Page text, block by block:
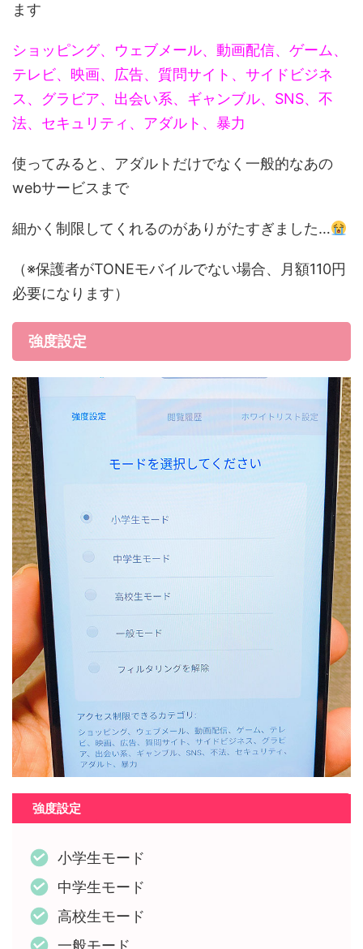
ます
ショッピング、ウェブメール、動画配信、ゲーム、
テレビ、映画、広告、質問サイト、サイドビジネ
ス、グラビア、出会い系、ギャンブル、SNS、不
法、セキュリティ、アダルト、暴力
使ってみると、アダルトだけでなく一般的なあの
webサービスまで
細かく制限してくれるのがありがたすぎました…
（※保護者がTONEモバイルでない場合、月額110円
必要になります）
強度設定
強度設定
小学生モード
中学生モード
高校生モード